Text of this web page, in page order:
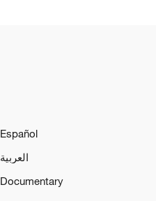
Español
العربية
Documentary